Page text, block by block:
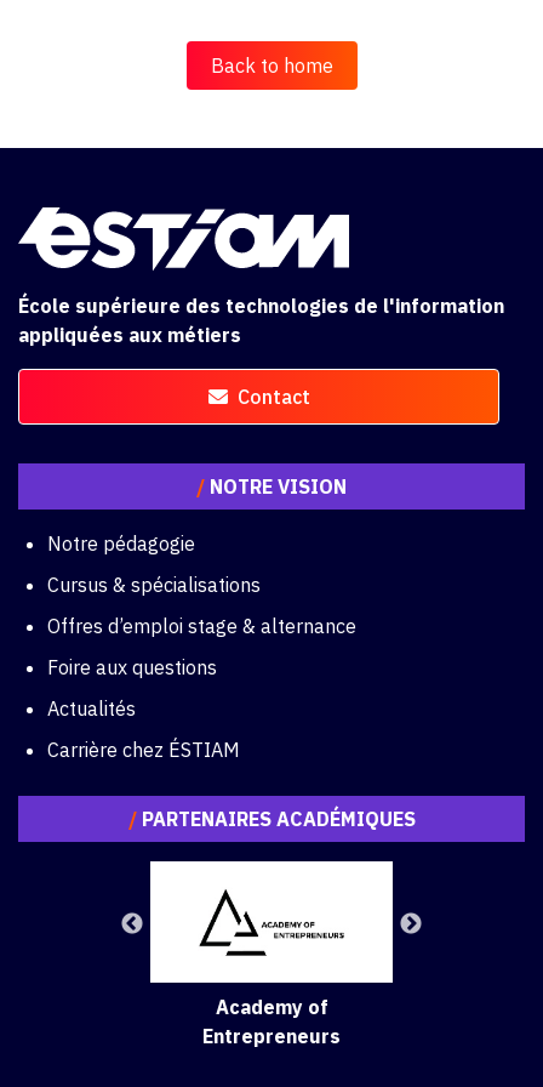
Back to home
École supérieure des technologies de l'information
appliquées aux métiers
Contact
/ NOTRE VISION
Notre pédagogie
Cursus & spécialisations
Offres d’emploi stage & alternance
Foire aux questions
Actualités
Carrière chez ÉSTIAM
/PARTENAIRES ACADÉMIQUES
Academy of
Entrepreneurs